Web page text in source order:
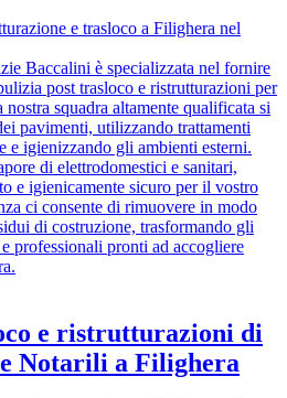
e trasloco a Filighera nel
Baccalini è specializzata nel fornire
post trasloco e ristrutturazioni per
squadra altamente qualificata si
pavimenti, utilizzando trattamenti
e igienizzando gli ambienti esterni.
di elettrodomestici e sanitari,
e igienicamente sicuro per il vostro
ci consente di rimuovere in modo
di costruzione, trasformando gli
professionali pronti ad accogliere
e ristrutturazioni di
Notarili a Filighera